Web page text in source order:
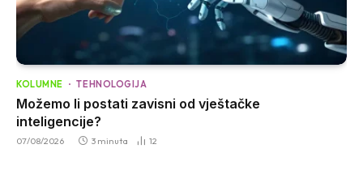
KOLUMNE TEHNOLOGIJA
Možemo li postati zavisni od vještačke
inteligencije?
07/08/2026 3 minuta 12